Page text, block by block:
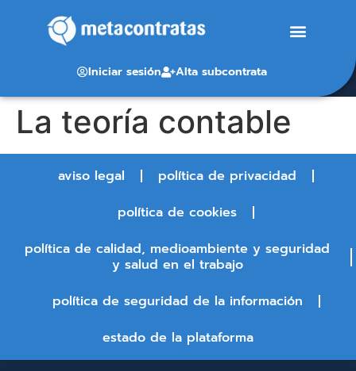
Iniciar sesión Alta subcontrata
La teoría contable
aviso legal
política de privacidad
política de cookies
política de calidad, medioambiente y seguridad
y salud en el trabajo
política de seguridad de la información
estado de la plataforma